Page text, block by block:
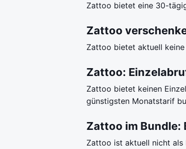
Zattoo bietet eine 30-
Zattoo
Zattoo bietet aktuell keine
Zattoo:
Zattoo bietet keinen
günstigsten Monatstarif
Zattoo im Bundle:
Zattoo ist aktuell nicht als